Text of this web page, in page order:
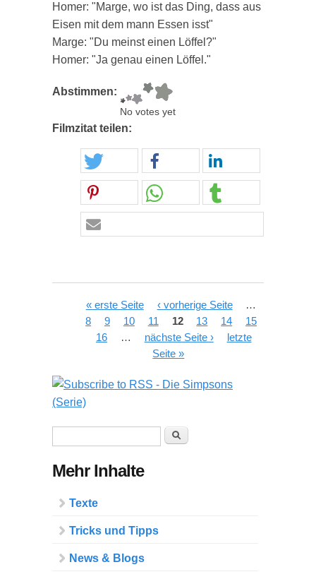
Homer: "Marge, wo ist das Ding, dass aus
Eisen mit dem mann Essen isst"
Marge: "Du meinst einen Löffel?"
Homer: "Ja genau einen Löffel."
Abstimmen:
No votes yet
Filmzitat teilen:
Seiten« erste Seite ‹ vorherige Seite
…
8
9 10 11 12 13 14
15
16
… nächste Seite ›
letzte
Seite »
Suche
Mehr Inhalte
Texte
Tricks und Tipps
News & Blogs